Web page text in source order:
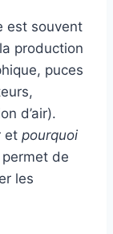
est souvent
production
puces
d’air).
et pourquoi
permet de
les